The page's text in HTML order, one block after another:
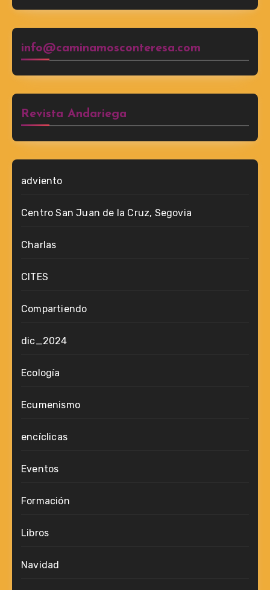
info@caminamosconteresa.com
Revista Andariega
adviento
Centro San Juan de la Cruz, Segovia
Charlas
CITES
Compartiendo
dic_2024
Ecología
Ecumenismo
encíclicas
Eventos
Formación
Libros
Navidad